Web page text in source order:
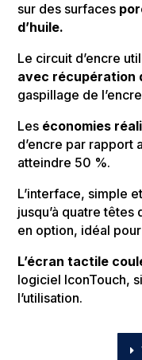
sur des surfaces
d’huile.
Le circuit d’encre
avec récupération
gaspillage de
Les économies
d’encre par rapport
atteindre 50 %.
L’interface, simple
jusqu’à quatre têtes
en option, idéal
L’écran tactile
logiciel IconTouch,
l’utilisation.